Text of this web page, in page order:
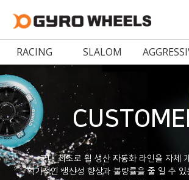
RACING SLALOM
국내 최초로 휠 생산 자동화 라인을 자체
획기적인 생산성 향상과 불량률을 줄 일 수 있